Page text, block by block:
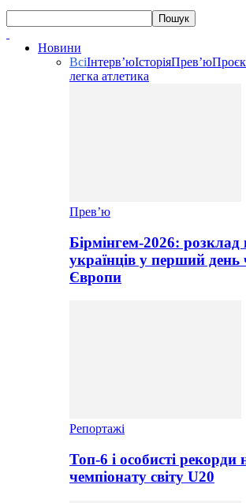
Новини
ВсіІнтерв’юІсторіяПрев’ю
легка атлетика
Прев’ю
Бірмінгем-2026: розклад
українців у перший день
Європи
Репортажі
Топ-6 і особисті
чемпіонату світу U20